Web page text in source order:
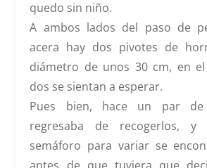
quedo sin niño.
A ambos lados del paso de
acera hay dos pivotes de
diámetro de unos 30 cm, en
dos se sientan a esperar.
Pues bien, hace un par de
regresaba de recogerlos,
semáforo para variar se